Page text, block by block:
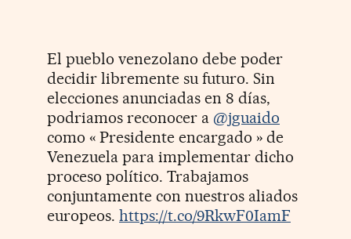
El pueblo venezolano debe poder
decidir libremente su futuro. Sin
elecciones anunciadas en 8 días,
podriamos reconocer a @jguaido
como « Presidente encargado » de
Venezuela para implementar dicho
proceso político. Trabajamos
conjuntamente con nuestros aliados
europeos. https://t.co/9RkwF0IamF